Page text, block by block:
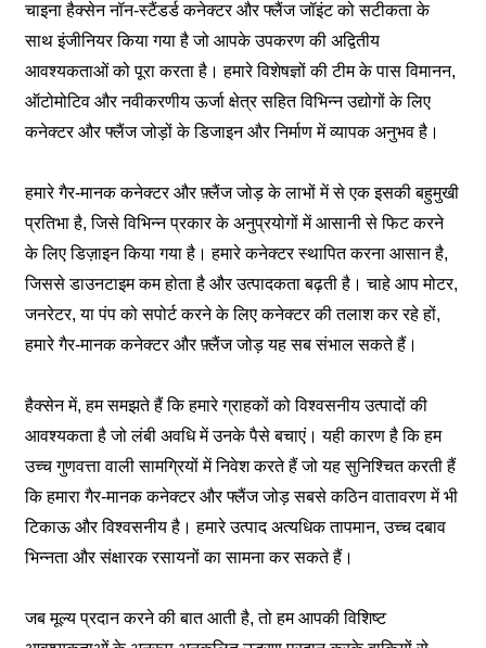
चाइना हैक्सेन नॉन-स्टैंडर्ड कनेक्टर और फ्लैंज जॉइंट को सटीकता के
साथ इंजीनियर किया गया है जो आपके उपकरण की अद्वितीय
आवश्यकताओं को पूरा करता है। हमारे विशेषज्ञों की टीम के पास विमानन,
ऑटोमोटिव और नवीकरणीय ऊर्जा क्षेत्र सहित विभिन्न उद्योगों के लिए
कनेक्टर और फ्लैंज जोड़ों के डिजाइन और निर्माण में व्यापक अनुभव है।
हमारे गैर-मानक कनेक्टर और फ़्लैंज जोड़ के लाभों में से एक इसकी बहुमुखी
प्रतिभा है, जिसे विभिन्न प्रकार के अनुप्रयोगों में आसानी से फिट करने
के लिए डिज़ाइन किया गया है। हमारे कनेक्टर स्थापित करना आसान है,
जिससे डाउनटाइम कम होता है और उत्पादकता बढ़ती है। चाहे आप मोटर,
जनरेटर, या पंप को सपोर्ट करने के लिए कनेक्टर की तलाश कर रहे हों,
हमारे गैर-मानक कनेक्टर और फ़्लैंज जोड़ यह सब संभाल सकते हैं।
हैक्सेन में, हम समझते हैं कि हमारे ग्राहकों को विश्वसनीय उत्पादों की
आवश्यकता है जो लंबी अवधि में उनके पैसे बचाएं। यही कारण है कि हम
उच्च गुणवत्ता वाली सामग्रियों में निवेश करते हैं जो यह सुनिश्चित करती हैं
कि हमारा गैर-मानक कनेक्टर और फ्लैंज जोड़ सबसे कठिन वातावरण में भी
टिकाऊ और विश्वसनीय है। हमारे उत्पाद अत्यधिक तापमान, उच्च दबाव
भिन्नता और संक्षारक रसायनों का सामना कर सकते हैं।
जब मूल्य प्रदान करने की बात आती है, तो हम आपकी विशिष्ट